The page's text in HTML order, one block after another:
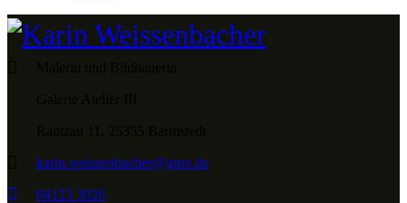
karin.weissenbacher@gmx.de
04123 3026